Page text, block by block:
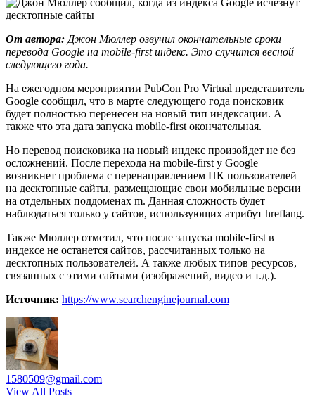
От автора: Джон Мюллер озвучил окончательные сроки
перевода Google на mobile-first индекс. Это случится весной
следующего года.
На ежегодном мероприятии PubCon Pro Virtual представитель
Google сообщил, что в марте следующего года поисковик
будет полностью перенесен на новый тип индексации. А
также что эта дата запуска mobile-first окончательная.
Но перевод поисковика на новый индекс произойдет не без
осложнений. После перехода на mobile-first у Google
возникнет проблема с перенаправлением ПК пользователей
на десктопные сайты, размещающие свои мобильные версии
на отдельных поддоменах m. Данная сложность будет
наблюдаться только у сайтов, использующих атрибут hreflang.
Также Мюллер отметил, что после запуска mobile-first в
индексе не останется сайтов, рассчитанных только на
десктопных пользователей. А также любых типов ресурсов,
связанных с этими сайтами (изображений, видео и т.д.).
Источник: https://www.searchenginejournal.com
1580509@gmail.com
View All Posts